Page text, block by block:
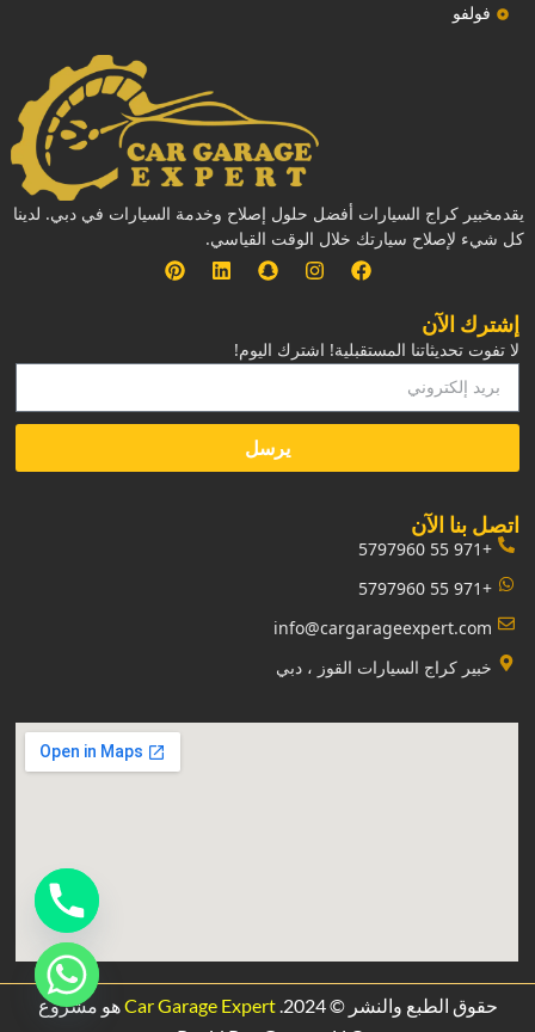
فولفو
يقدمخبير كراج السيارات أفضل حلول إصلاح وخدمة السيارات في دبي. لدينا
كل شيء لإصلاح سيارتك خلال الوقت القياسي.
إشترك الآن
لا تفوت تحديثاتنا المستقبلية! اشترك اليوم!
يرسل
‏اتصل بنا الآن‏
+971 55 5797960
+971 55 5797960
info@cargarageexpert.com
‏خبير كراج السيارات القوز ، دبي‏
حقوق الطبع والنشر © 2024. Car Garage Expertهو مشروع